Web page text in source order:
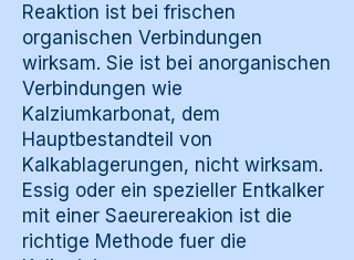
Reaktion ist bei frischen
organischen Verbindungen
wirksam. Sie ist bei anorganischen
Verbindungen wie
Kalziumkarbonat, dem
Hauptbestandteil von
Kalkablagerungen, nicht wirksam.
Essig oder ein spezieller Entkalker
mit einer Saeurereakion ist die
richtige Methode fuer die